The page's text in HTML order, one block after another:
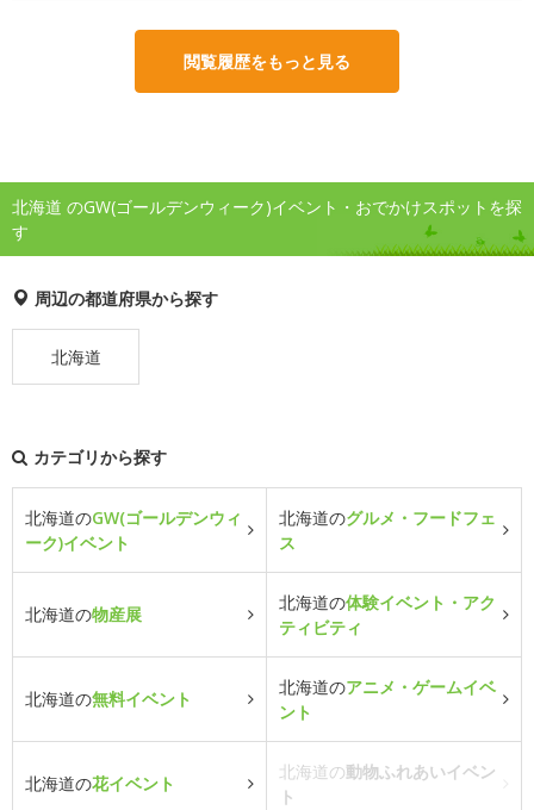
閲覧履歴をもっと見る
北海道 のGW(ゴールデンウィーク)イベント・おでかけスポットを探
す
周辺の都道府県から探す
北海道
カテゴリから探す
北海道のGW(ゴールデンウィ
ーク)イベント
北海道のグルメ・フードフェ
ス
北海道の物産展
北海道の体験イベント・アク
ティビティ
北海道の無料イベント
北海道のアニメ・ゲームイベ
ント
北海道の花イベント
北海道の動物ふれあいイベン
ト